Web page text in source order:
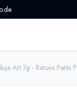
Art 7g - Batons Petits